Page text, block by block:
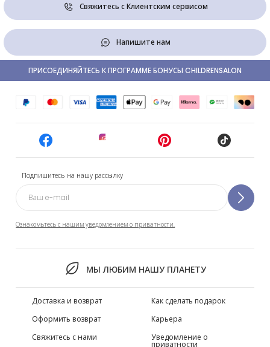
Свяжитесь с Клиентским сервисом
Напишите нам
Подпишитесь на нашу рассылку
Ознакомьтесь с нашим уведомлением о приватности.
МЫ ЛЮБИМ НАШУ ПЛАНЕТУ
ПРИСОЕДИНЯЙТЕСЬ К ПРОГРАММЕ БОНУСЫ CHILDRENSALON
Доставка и возврат
Оформить возврат
Свяжитесь с нами
Как сделать подарок
Карьера
Уведомление о
приватности